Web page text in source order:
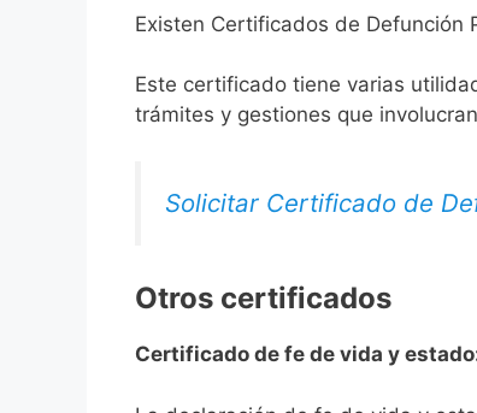
Existen Certificados de Defunción
Este certificado tiene varias
trámites y gestiones que
Solicitar Certificado de
Otros certificados
Certificado de fe de vida y